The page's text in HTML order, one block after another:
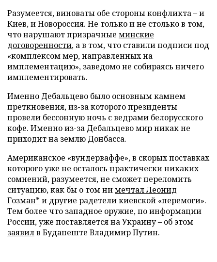
Разумеется, виноваты обе стороны конфликта – и
Киев, и Новороссия. Не только и не столько в том,
что нарушают призрачные минские
договоренности, а в том, что ставили подписи под
«комплексом мер, направленных на
имплементацию», заведомо не собираясь ничего
имплементировать.
Именно Дебальцево было основным камнем
преткновения, из-за которого президенты
провели бессонную ночь с ведрами белорусского
кофе. Именно из-за Дебальцево мир никак не
приходит на землю Донбасса.
Американское «вундерваффе», в скорых поставках
которого уже не осталось практически никаких
сомнений, разумеется, не сможет переломить
ситуацию, как бы о том нимечтал Леонид
Гозман* и другие радетели киевской «перемоги».
Тем более что западное оружие, по информации
России, уже поставляется на Украину – об этом
заявилв Будапеште Владимир Путин.